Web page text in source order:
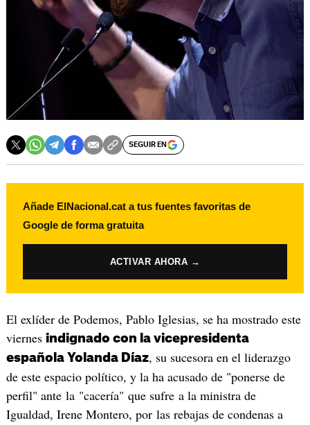
SEGUIR EN
Añade ElNacional.cat a tus fuentes favoritas de
Google de forma gratuita
ACTIVAR AHORA →
El exlíder de Podemos, Pablo Iglesias, se ha mostrado este
viernes indignado con la vicepresidenta
española Yolanda Díaz, su sucesora en el liderazgo
de este espacio político, y la ha acusado de "ponerse de
perfil" ante la "cacería" que sufre a la ministra de
Igualdad, Irene Montero, por las rebajas de condenas a